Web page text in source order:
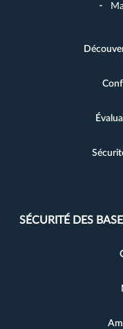
SÉCURITÉ DES